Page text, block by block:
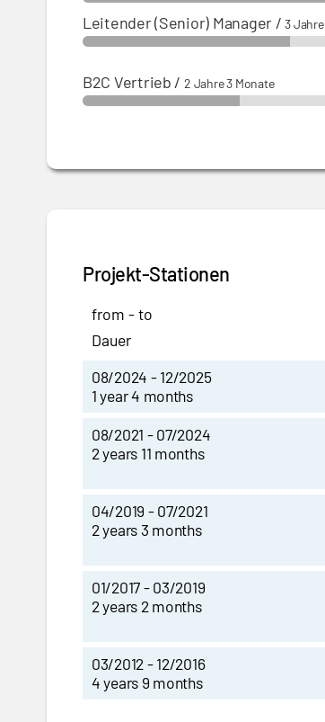
Leitender (Senior) Manager/3 Jahre
B2C Vertrieb / 2 Jahre 3 Monate
Projekt-Stationen
from - to
Dauer
08/2024 - 12/2025
1 year 4 months
08/2021 - 07/2024
2 years 11 months
04/2019 - 07/2021
2 years 3 months
01/2017 - 03/2019
2 years 2 months
03/2012 - 12/2016
4 years 9 months